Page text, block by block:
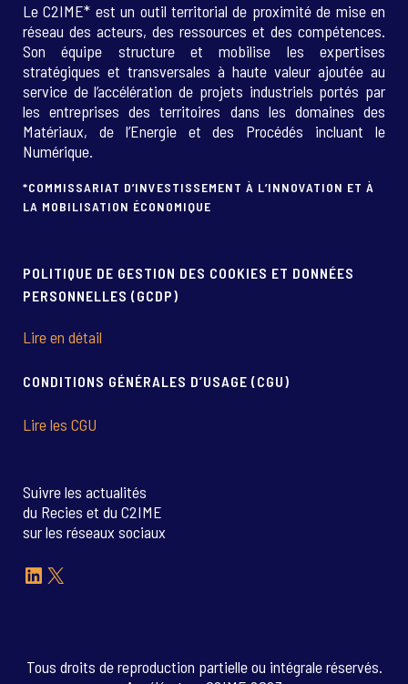
Le C2IME* est un outil territorial de proximité de mise en
réseau des acteurs, des ressources et des compétences.
Son équipe structure et mobilise les expertises
stratégiques et transversales à haute valeur ajoutée au
service de l’accélération de projets industriels portés par
les entreprises des territoires dans les domaines des
Matériaux, de l’Energie et des Procédés incluant le
Numérique.
*COMMISSARIAT D’INVESTISSEMENT À L’INNOVATION ET À
LA MOBILISATION ÉCONOMIQUE
POLITIQUE DE GESTION DES COOKIES ET DONNÉES
PERSONNELLES (GCDP)
Lire en détail
CONDITIONS GÉNÉRALES D’USAGE (CGU)
Lire les CGU
Suivre les actualités
du Recies et du C2IME
sur les réseaux sociaux
LinkedIn
X
Tous droits de reproduction partielle ou intégrale réservés.